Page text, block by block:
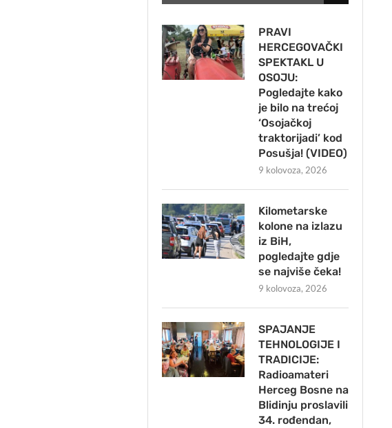
PRAVI
HERCEGOVAČKI
SPEKTAKL U
OSOJU:
Pogledajte kako
je bilo na trećoj
‘Osojačkoj
traktorijadi’ kod
Posušja! (VIDEO)
9 kolovoza, 2026
Kilometarske
kolone na izlazu
iz BiH,
pogledajte gdje
se najviše čeka!
9 kolovoza, 2026
SPAJANJE
TEHNOLOGIJE I
TRADICIJE:
Radioamateri
Herceg Bosne na
Blidinju proslavili
34. rođendan,